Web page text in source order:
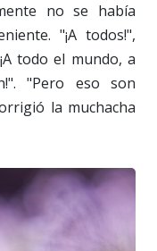
no se había
"¡A todos!",
todo el mundo, a
"Pero eso son
la muchacha